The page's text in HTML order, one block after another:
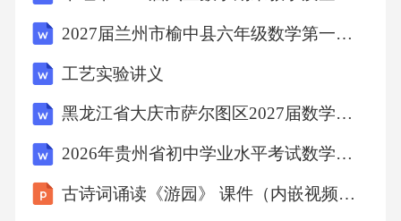
测心率、血压等生命体征，及时调整异常，保
障患者安全。02实际监测配合案例与麻醉医生
密切配合，实时监测患者生命体征，术中及时
原则方法术中生命体征需依患者情况及手术进
展调控，如出血补容量、呼吸抑调整呼吸机参
2027届兰州市榆中县六年级数学第一学期期末学业水平测试试题含解析
工艺实验讲义
黑龙江省大庆市萨尔图区2027届数学六年级第一学期期末质量检测试题含解析
2026年贵州省初中学业水平考试数学试卷试题（含答案详解）
古诗词诵读《游园》 课件（内嵌视频）2025-2026学年统编版高一语文必修下册